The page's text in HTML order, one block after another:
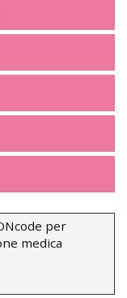
per
medica